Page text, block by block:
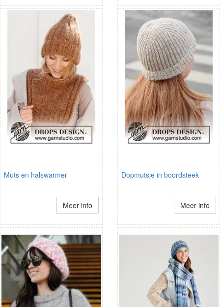
Muts en halswarmer
Meer info
Dopmutsje in boordsteek
Meer info